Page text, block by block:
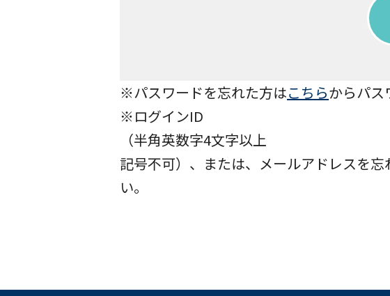
※パスワードを忘れた方はこちらからパス
※ログインID
（半角英数字4文字以上
記号不可）、または、メールアドレスを
い。